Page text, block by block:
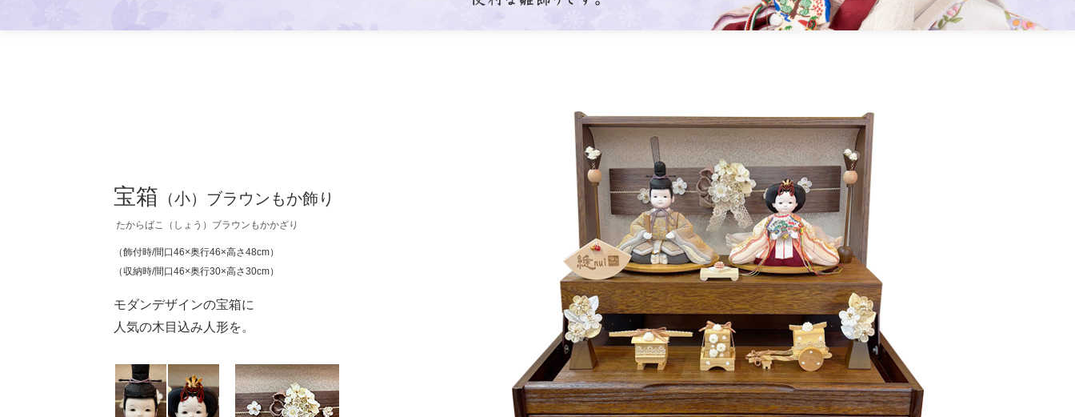
宝箱 （小）ブラウンもか飾り
たからばこ（しょう）ブラウンもかかざり
（飾付時/間口46×奥行46×高さ48cm）
（収納時/間口46×奥行30×高さ30cm）
モダンデザインの宝箱に
人気の木目込み人形を。